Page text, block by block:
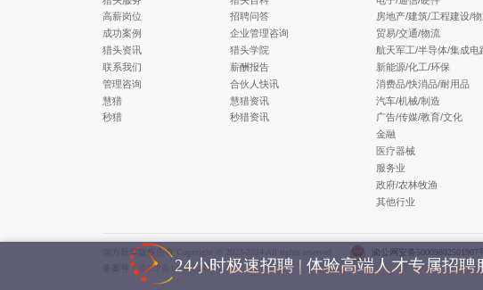
高薪岗位
成功案例
猎头资讯
联系我们
管理咨询
慧猎
秒猎
招聘问答
企业管理咨询
猎头学院
薪酬报告
合伙人快讯
慧猎资讯
秒猎资讯
房地产/建筑/工程建设/物
贸易/交通/物流
航天军工/半导体/集成电
新能源/化工/环保
消费品/快消品/耐用品
汽车/机械/制造
广告/传媒/教育/文化
金融
医疗器械
服务业
政府/农林牧渔
其他行业
南方新华版权所有 Copyright © 2023-2024 All rights reserved
备案号：
渝ICP备16001234号-1
渝公网安备50009802501907号
24小时极速招聘 | 体验高端人才专属招聘